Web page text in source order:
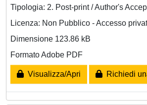
Tipologia: 2. Post-print / Author's
Licenza: Non Pubblico - Accesso
Dimensione 123.86 kB
Formato Adobe PDF
Visualizza/Apri Richiedi